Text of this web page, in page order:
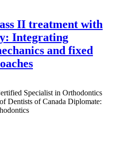
II treatment with
Integrating
and fixed
Specialist in Orthodontics
Dentists of Canada Diplomate: